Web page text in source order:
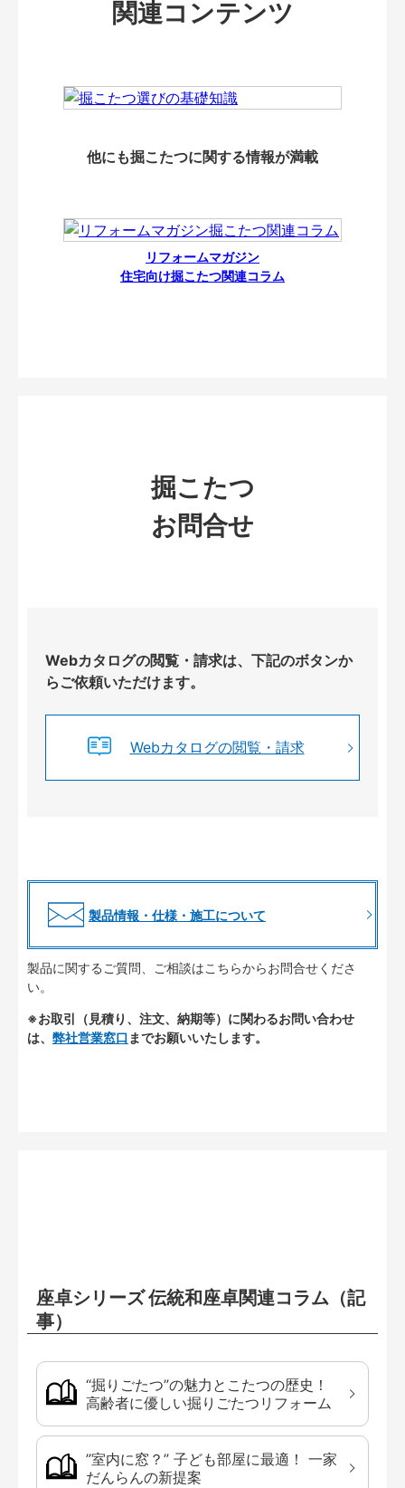
関連コンテンツ
他にも掘こたつに関する情報が満載
リフォームマガジン
住宅向け掘こたつ関連コラム
掘こたつ
お問合せ
Webカタログの閲覧・請求は、下記のボタンか
らご依頼いただけます。
Webカタログの閲覧・請求
製品情報・仕様・施工について
製品に関するご質問、ご相談はこちらからお問合せくださ
い。
※お取引（見積り、注文、納期等）に関わるお問い合わせ
は、 弊社営業窓口までお願いいたします。
座卓シリーズ 伝統和座卓関連コラム（記
事）
“掘りごたつ”の魅力とこたつの歴史！
高齢者に優しい掘りごたつリフォーム
”室内に窓？” 子ども部屋に最適！ 一家
だんらんの新提案